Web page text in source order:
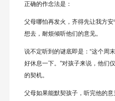
正确的作念法是：
父母哪怕再发火，齐得先让我方
想去，耐烦倾听他们的意见。
说不定听到的谜底即是：“这个周
好休息一下。”对孩子来说，他们
的契机。
父母如果能默契孩子，听完他的